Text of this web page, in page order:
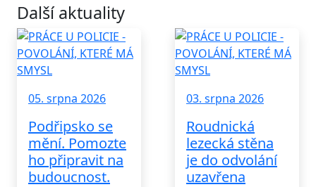
Další aktuality
05. srpna 2026
Podřipsko se
mění. Pomozte
ho připravit na
budoucnost.
03. srpna 2026
Roudnická
lezecká stěna
je do odvolání
uzavřena